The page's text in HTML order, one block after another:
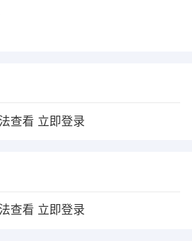
查看 立即登录
查看 立即登录